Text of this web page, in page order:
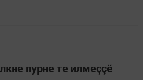
пурне те илмеççӗ